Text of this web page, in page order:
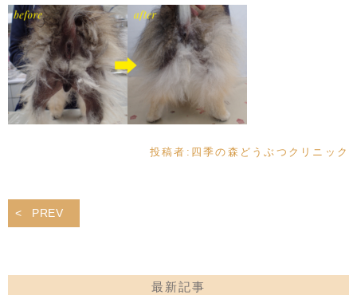
投稿者: 四季の森どうぶつクリニック
PREV
最新記事